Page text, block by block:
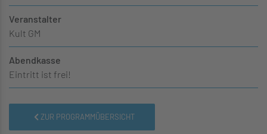
Veranstalter
Kult GM
Abendkasse
Eintritt ist frei!
ZUR PROGRAMMÜBERSICHT